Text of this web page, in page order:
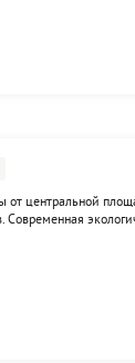
от центральной
Дети до